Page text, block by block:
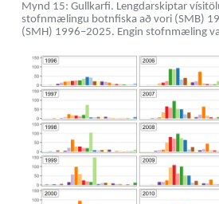
Mynd 15: Gullkarfi. Lengdarskiptar
stofnmælingu botnfiska að vori (SMB)
(SMH) 1996–2025. Engin stofnmæling